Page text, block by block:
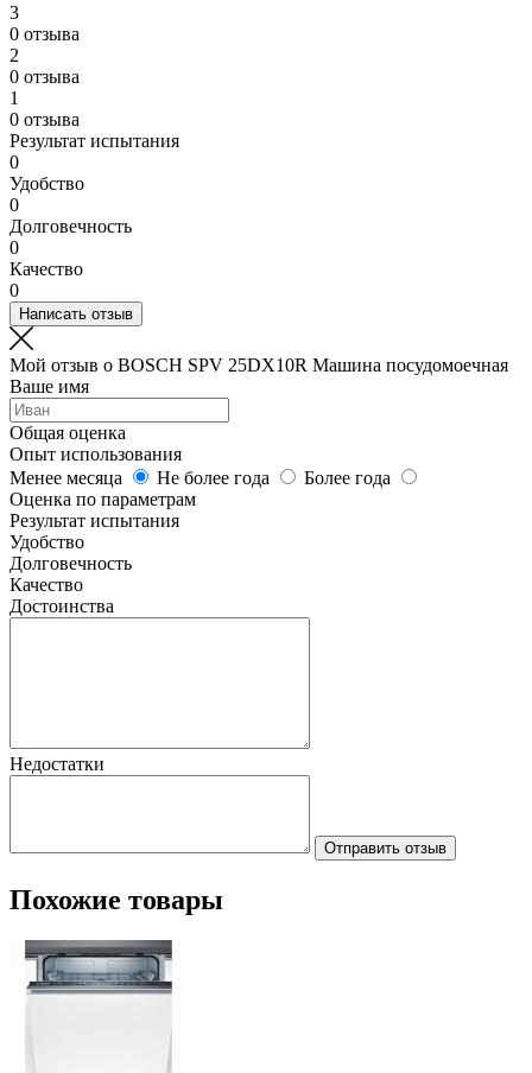
3
0 отзыва
2
0 отзыва
1
0 отзыва
Результат испытания
0
Удобство
0
Долговечность
0
Качество
0
Написать отзыв
Мой отзыв о BOSCH SPV 25DX10R Машина посудомоечная
Ваше имя
Общая оценка
Опыт использования
Менее месяца
Не более года
Более года
Оценка по параметрам
Результат испытания
Удобство
Долговечность
Качество
Достоинства
Недостатки
Отправить отзыв
Похожие товары